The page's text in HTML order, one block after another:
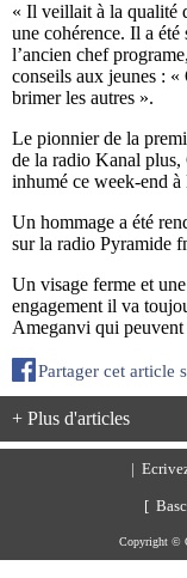
« Il veillait à la qualité
une cohérence. Il a été
l’ancien chef
conseils aux jeunes : «
brimer les autres ».
Le pionnier de la
de la radio Kanal plus,
inhumé ce week-end à
Un hommage a été
sur la radio Pyramide
Un visage ferme et
engagement il va
Ameganvi qui
Partager cet article
+ Plus d'articles
[
Copyright ©